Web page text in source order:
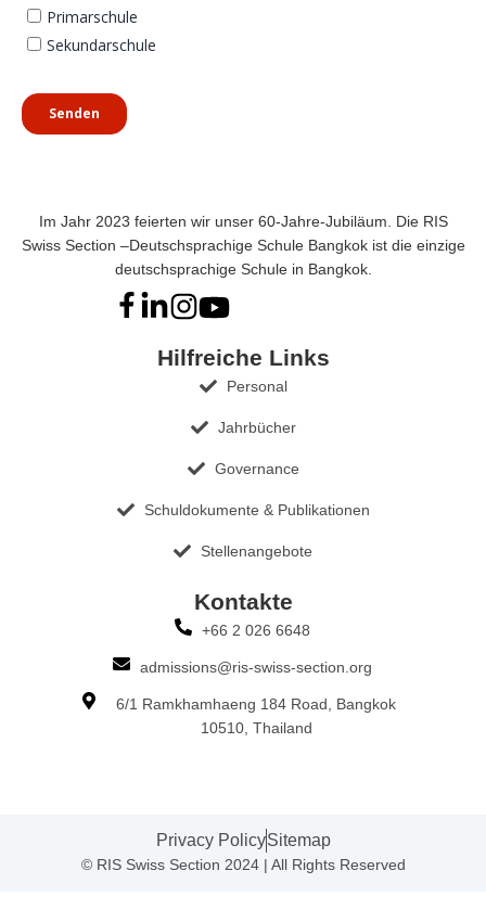
Im Jahr 2023 feierten wir unser 60-Jahre-Jubiläum. Die RIS
Swiss Section –Deutschsprachige Schule Bangkok ist die einzige
deutschsprachige Schule in Bangkok.
Hilfreiche Links
Personal
Jahrbücher
Governance
Schuldokumente & Publikationen
Stellenangebote
Kontakte
+66 2 026 6648
admissions@ris-swiss-section.org
6/1 Ramkhamhaeng 184 Road, Bangkok
10510, Thailand
© RIS Swiss Section 2024 | All Rights Reserved
Privacy PolicySitemap